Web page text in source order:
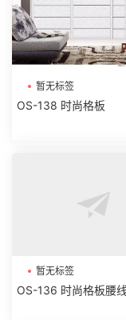
暂无标签
OS-138 时尚格板